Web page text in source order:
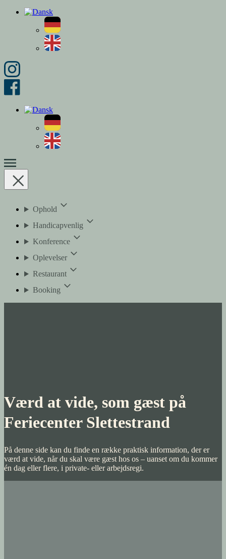
Ophold
Handicapvenlig
Konference
Oplevelser
Restaurant
Booking
Værd at vide, som gæst på
Feriecenter Slettestrand
På denne side kan du finde en række praktisk information, der er
værd at vide, når du skal være gæst hos os – uanset om du kommer
én dag eller flere, i private- eller arbejdsregi.